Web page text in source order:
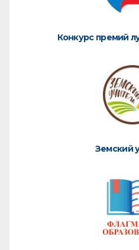
Конкурс премий
Земский